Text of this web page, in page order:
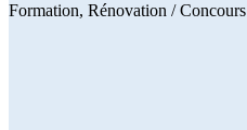
Formation Rénovation / Concours